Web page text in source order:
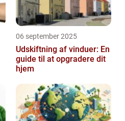
06 september 2025
Udskiftning af vinduer: En
guide til at opgradere dit
hjem